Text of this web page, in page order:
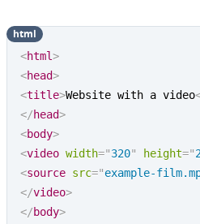
<html>
<head>
<title>Website with a video
</head>
<body>
<video width="320" height="
<source src="example-
</video>
</body>
html